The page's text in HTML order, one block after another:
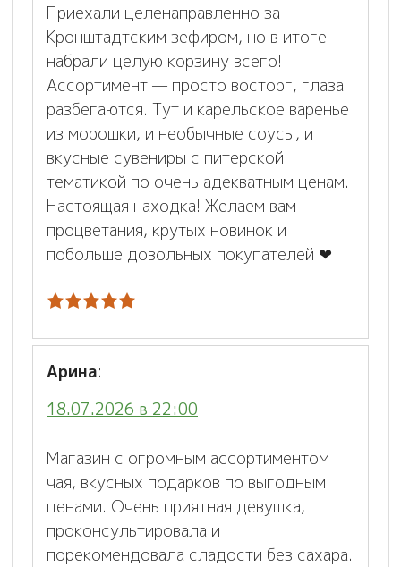
Приехали целенаправленно за
Кронштадтским зефиром, но в итоге
набрали целую корзину всего!
Ассортимент — просто восторг, глаза
разбегаются. Тут и карельское варенье
из морошки, и необычные соусы, и
вкусные сувениры с питерской
тематикой по очень адекватным ценам.
Настоящая находка! Желаем вам
процветания, крутых новинок и
побольше довольных покупателей ❤
Арина:
18.07.2026 в 22:00
Магазин с огромным ассортиментом
чая, вкусных подарков по выгодным
ценами. Очень приятная девушка,
проконсультировала и
порекомендовала сладости без сахара.